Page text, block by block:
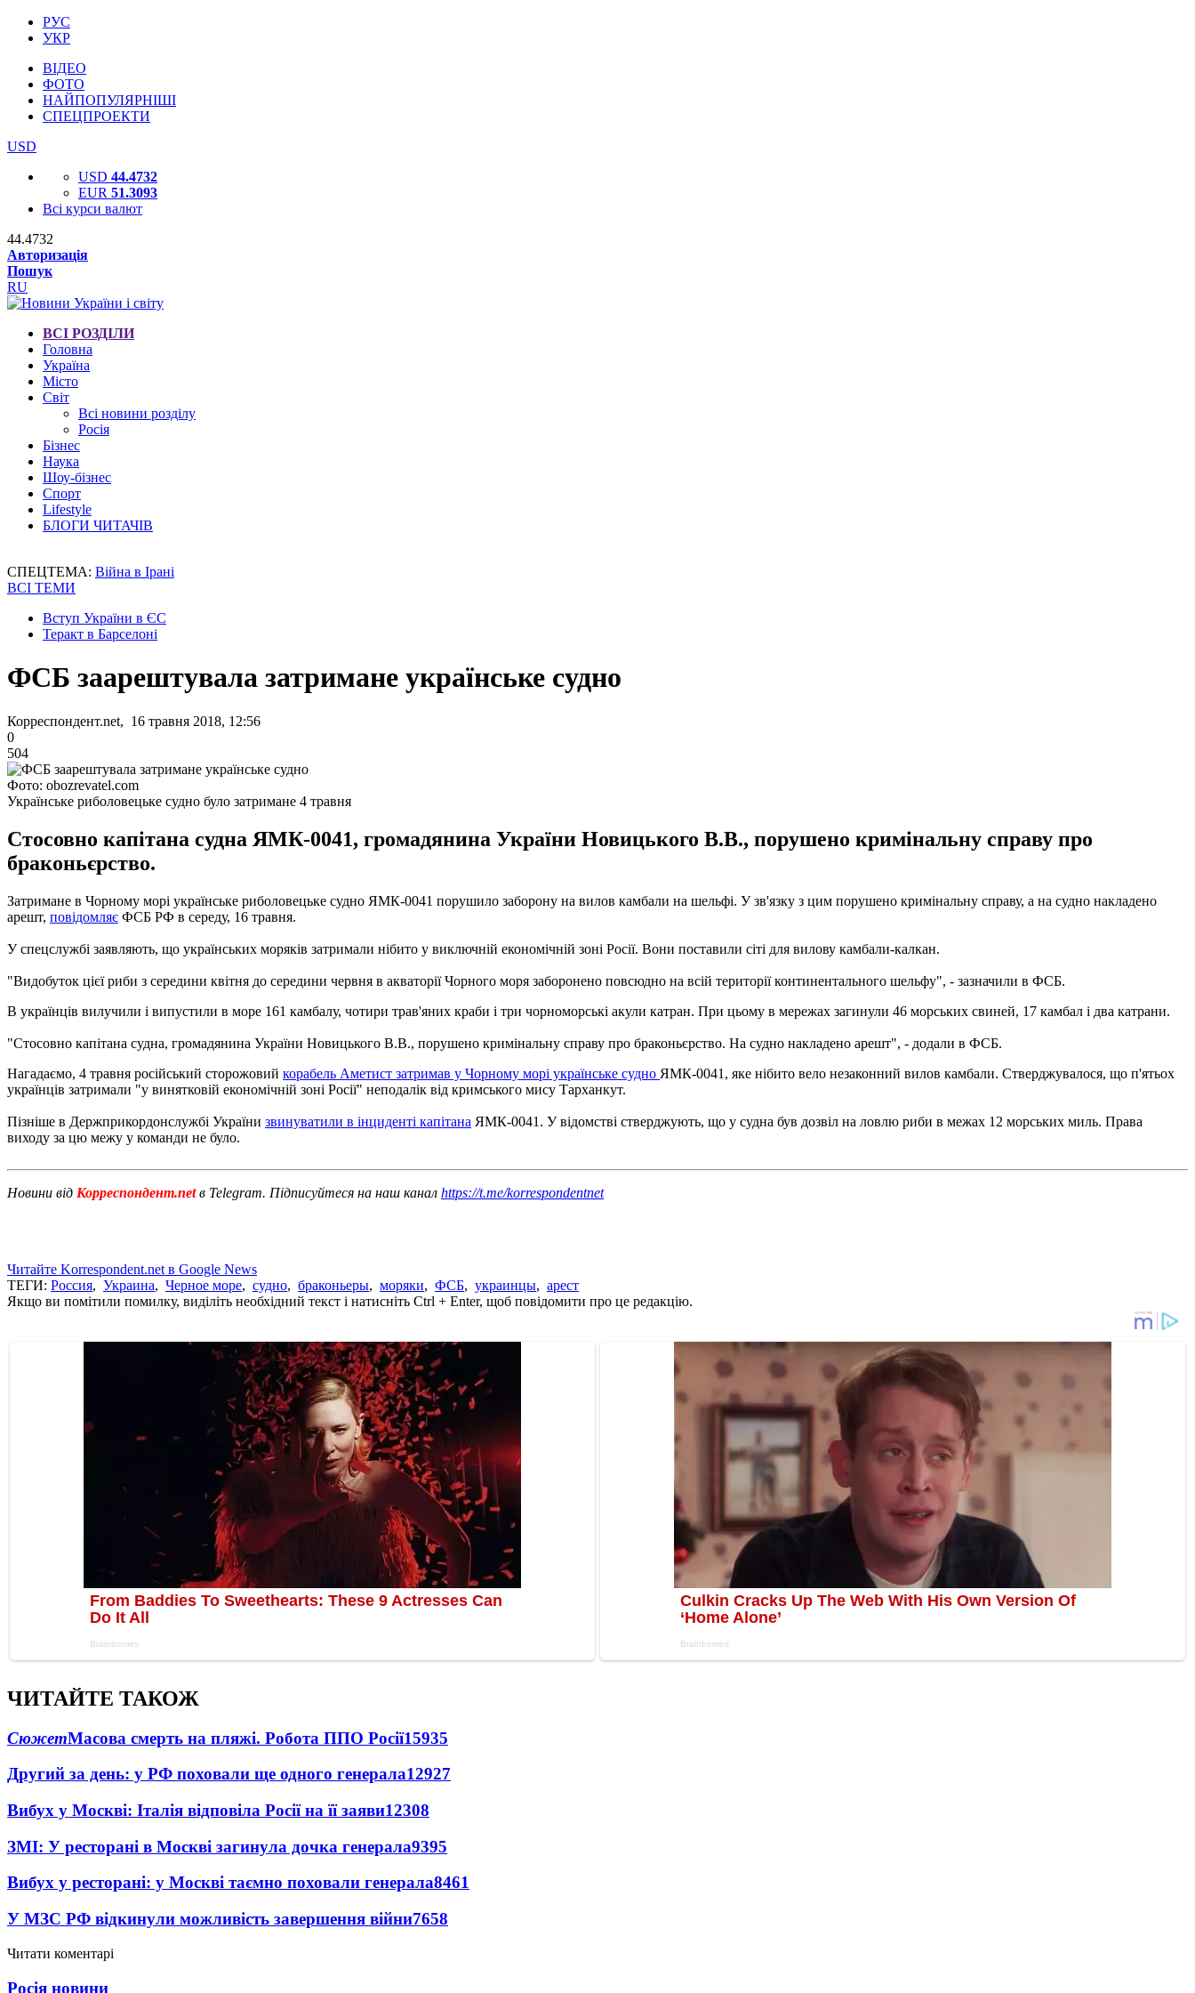
РУС
УКР
ВІДЕО
ФОТО
НАЙПОПУЛЯРНІШІ
СПЕЦПРОЕКТИ
USD
USD 44.4732
EUR 51.3093
Всі курси валют
44.4732
Авторизація
Пошук
RU
ВСІ РОЗДІЛИ
Головна
Україна
Місто
Світ
Всі новини розділу
Росія
Бізнес
Наука
Шоу-бізнес
Спорт
Lifestyle
БЛОГИ ЧИТАЧІВ
СПЕЦТЕМА: Війна в Ірані
ВСІ ТЕМИ
Вступ України в ЄС
Теракт в Барселоні
ФСБ заарештувала затримане українське судно
Корреспондент.net, 16 травня 2018, 12:56
0
504
Фото: obozrevatel.com
Українське риболовецьке судно було затримане 4 травня
Стосовно капітана судна ЯМК-0041, громадянина України Новицького В.В., порушено кримінальну справу про
браконьєрство.
Затримане в Чорному морі українське риболовецьке судно ЯМК-0041 порушило заборону на вилов камбали на шельфі. У зв'язку з цим порушено кримінальну справу, а на судно накладено
арешт, повідомляє ФСБ РФ в середу, 16 травня.
У спецслужбі заявляють, що українських моряків затримали нібито у виключній економічній зоні Росії. Вони поставили сіті для вилову камбали-калкан.
"Видобуток цієї риби з середини квітня до середини червня в акваторії Чорного моря заборонено повсюдно на всій території континентального шельфу", - зазначили в ФСБ.
В українців вилучили і випустили в море 161 камбалу, чотири трав'яних краби і три чорноморські акули катран. При цьому в мережах загинули 46 морських свиней, 17 камбал і два катрани.
"Стосовно капітана судна, громадянина України Новицького В.В., порушено кримінальну справу про браконьєрство. На судно накладено арешт", - додали в ФСБ.
Нагадаємо, 4 травня російський сторожовий корабель Аметист затримав у Чорному морі українське судно ЯМК-0041, яке нібито вело незаконний вилов камбали. Стверджувалося, що п'ятьох
українців затримали "у винятковій економічній зоні Росії" неподалік від кримського мису Тарханкут.
Пізніше в Держприкордонслужбі України звинуватили в інциденті капітана ЯМК-0041. У відомстві стверджують, що у судна був дозвіл на ловлю риби в межах 12 морських миль. Права
виходу за цю межу у команди не було.
Новини від Корреспондент.netв Telegram. Підписуйтеся на наш канал https://t.me/korrespondentnet
Читайте Korrespondent.net в Google News
ТЕГИ: Россия, Украина, Черное море, судно, браконьеры, моряки, ФСБ, украинцы, арест
Якщо ви помітили помилку, виділіть необхідний текст і натисніть Ctrl + Enter, щоб повідомити про це редакцію.
ЧИТАЙТЕ ТАКОЖ
СюжетМасова смерть на пляжі. Робота ППО Росії15935
Другий за день: у РФ поховали ще одного генерала12927
Вибух у Москві: Італія відповіла Росії на її заяви12308
ЗМІ: У ресторані в Москві загинула дочка генерала9395
Вибух у ресторані: у Москві таємно поховали генерала8461
У МЗС РФ відкинули можливість завершення війни7658
Читати коментарі
Росія новини